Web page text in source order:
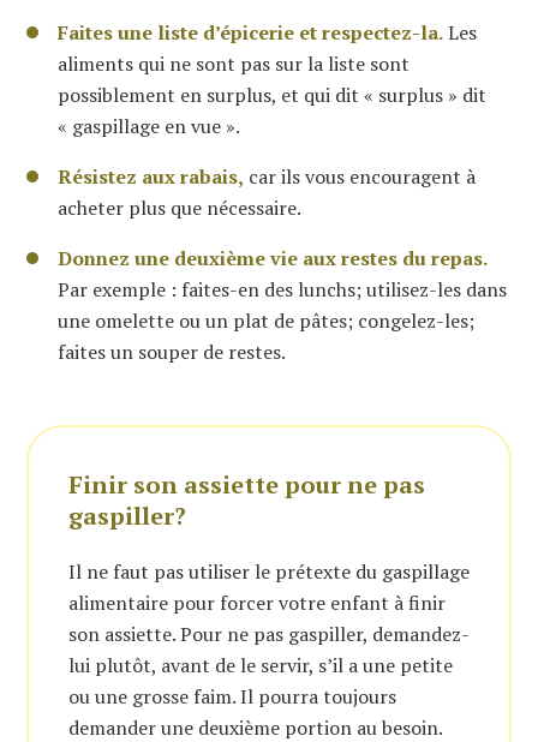
Faites une liste d’épicerie et respectez-la.Les
aliments qui ne sont pas sur la liste sont
possiblement en surplus, et qui dit « surplus » dit
« gaspillage en vue ».
Résistez aux rabais, car ils vous encouragent à
acheter plus que nécessaire.
Donnez une deuxième vie aux restes du repas.
Par exemple : faites-en des lunchs; utilisez-les dans
une omelette ou un plat de pâtes; congelez-les;
faites un souper de restes.
Finir son assiette pour ne pas
gaspiller?
Il ne faut pas utiliser le prétexte du gaspillage
alimentaire pour forcer votre enfant à finir
son assiette. Pour ne pas gaspiller, demandez-
lui plutôt, avant de le servir, s’il a une petite
ou une grosse faim. Il pourra toujours
demander une deuxième portion au besoin.